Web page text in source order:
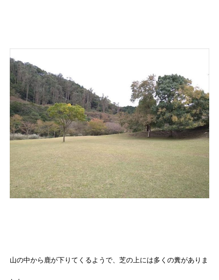
山の中から鹿が下りてくるようで、芝の上には多くの糞がありま